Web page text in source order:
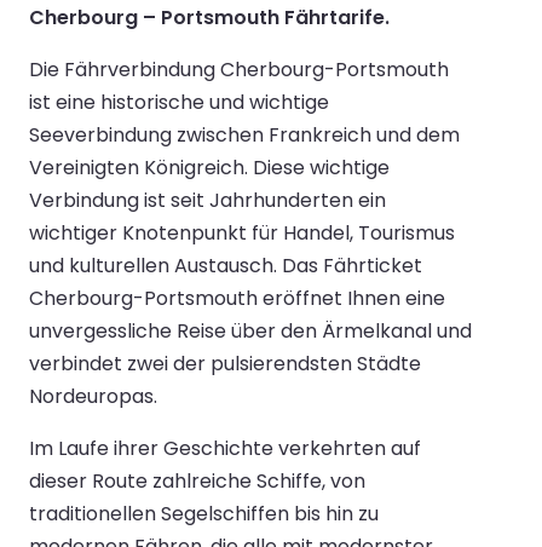
Cherbourg – Portsmouth Fährtarife.
Die Fährverbindung Cherbourg-Portsmouth
ist eine historische und wichtige
Seeverbindung zwischen Frankreich und dem
Vereinigten Königreich. Diese wichtige
Verbindung ist seit Jahrhunderten ein
wichtiger Knotenpunkt für Handel, Tourismus
und kulturellen Austausch. Das Fährticket
Cherbourg-Portsmouth eröffnet Ihnen eine
unvergessliche Reise über den Ärmelkanal und
verbindet zwei der pulsierendsten Städte
Nordeuropas.
Im Laufe ihrer Geschichte verkehrten auf
dieser Route zahlreiche Schiffe, von
traditionellen Segelschiffen bis hin zu